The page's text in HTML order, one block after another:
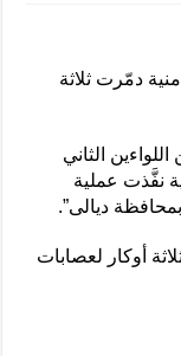
دمّرت ثلاثة
الثاني
نفَّذت عملية
ديالى”.
أوكار لعصابات